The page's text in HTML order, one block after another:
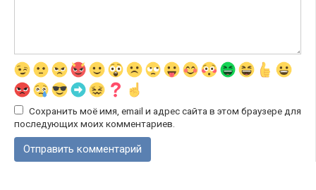
Сохранить моё имя, email и адрес сайта в этом браузере для
последующих моих комментариев.